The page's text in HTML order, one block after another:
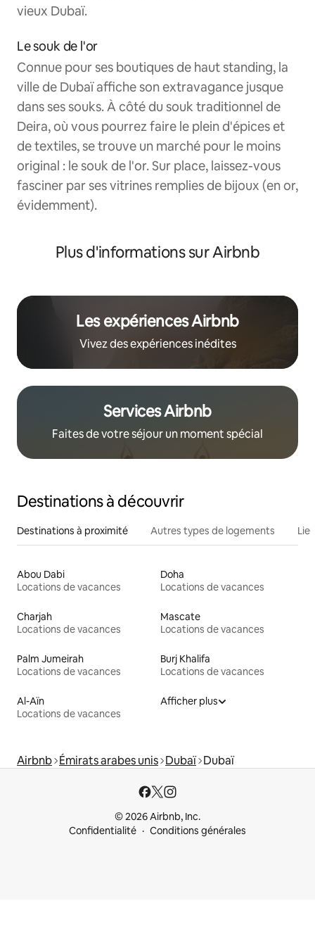
vieux Dubaï.
Le souk de l'or
Connue pour ses boutiques de haut standing, la
ville de Dubaï affiche son extravagance jusque
dans ses souks. À côté du souk traditionnel de
Deira, où vous pourrez faire le plein d'épices et
de textiles, se trouve un marché pour le moins
original : le souk de l'or. Sur place, laissez-vous
fasciner par ses vitrines remplies de bijoux (en or,
évidemment).
Plus d'informations sur Airbnb
Les expériences Airbnb
Vivez des expériences inédites
Services Airbnb
Faites de votre séjour un moment spécial
Destinations à découvrir
Destinations à proximité Autres types de logements
Abou Dabi
Locations de vacances
Doha
Locations de vacances
Charjah
Locations de vacances
Mascate
Locations de vacances
Palm Jumeirah
Locations de vacances
Burj Khalifa
Locations de vacances
Al-Aïn
Locations de vacances
Afficher plus
Airbnb Émirats arabes unis Dubaï Dubaï
© 2026 Airbnb, Inc.
Confidentialité
Conditions générales